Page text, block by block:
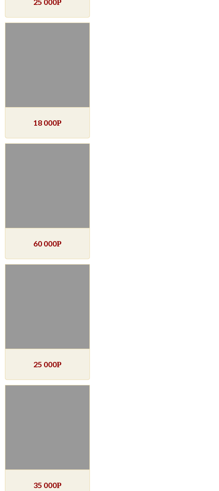
Р
18 000Р
60 000Р
25 000Р
35 000Р